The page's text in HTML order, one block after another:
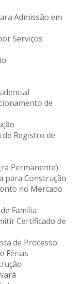
Admissão em
Serviços
de
Registro de
Permanente)
para Construção
no Mercado
Família
Certificado de
de Processo
Férias